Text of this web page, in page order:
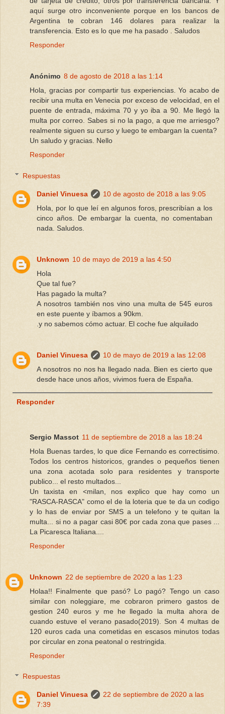
aquí surge otro inconveniente porque en los bancos de
Argentina te cobran 146 dolares para realizar la
transferencia. Esto es lo que me ha pasado . Saludos
Responder
Anónimo 8 de agosto de 2018 a las 1:14
Hola, gracias por compartir tus experiencias. Yo acabo de
recibir una multa en Venecia por exceso de velocidad, en el
puente de entrada, máxima 70 y yo iba a 90. Me llegó la
multa por correo. Sabes si no la pago, a que me arriesgo?
realmente siguen su curso y luego te embargan la cuenta?
Un saludo y gracias. Nello
Responder
Respuestas
Daniel Vinuesa
10 de agosto de 2018 a las 9:05
Hola, por lo que leí en algunos foros, prescribían a los
cinco años. De embargar la cuenta, no comentaban
nada. Saludos.
Unknown 10 de mayo de 2019 a las 4:50
Hola
Que tal fue?
Has pagado la multa?
A nosotros también nos vino una multa de 545 euros
en este puente y íbamos a 90km.
.y no sabemos cómo actuar. El coche fue alquilado
Daniel Vinuesa
10 de mayo de 2019 a las 12:08
A nosotros no nos ha llegado nada. Bien es cierto que
desde hace unos años, vivimos fuera de España.
Responder
Sergio Massot 11 de septiembre de 2018 a las 18:24
Hola Buenas tardes, lo que dice Fernando es correctisimo.
Todos los centros historicos, grandes o pequeños tienen
una zona acotada solo para residentes y transporte
publico... el resto multados...
Un taxista en <milan, nos explico que hay como un
"RASCA-RASCA" como el de la loteria que te da un codigo
y lo has de enviar por SMS a un telefono y te quitan la
multa... si no a pagar casi 80€ por cada zona que pases ...
La Picaresca Italiana....
Responder
Unknown 22 de septiembre de 2020 a las 1:23
Holaa!! Finalmente que pasó? Lo pagó? Tengo un caso
similar con noleggiare, me cobraron primero gastos de
gestion 240 euros y me he llegado la multa ahora de
cuando estuve el verano pasado(2019). Son 4 multas de
120 euros cada una cometidas en escasos minutos todas
por circular en zona peatonal o restringida.
Responder
Respuestas
Daniel Vinuesa
22 de septiembre de 2020 a las
7:39